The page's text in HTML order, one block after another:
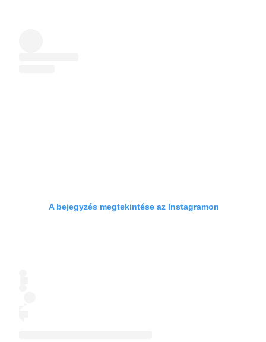
A bejegyzés megtekintése az Instagramon